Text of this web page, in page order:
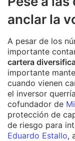
anclar la
A pesar de los
importante
cartera
importante
cuando vienen
el inversor
cofundador de
protección de
de riesgo para
Eduardo Estallo,